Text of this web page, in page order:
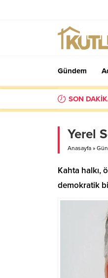
Gündem
SON
Yerel
Anasayfa »
Kahta halkı,
demokratik